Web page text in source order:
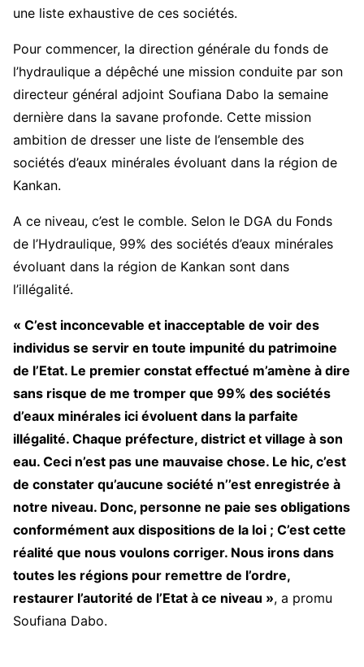
une liste exhaustive de ces sociétés.
Pour commencer, la direction générale du fonds de
l’hydraulique a dépêché une mission conduite par son
directeur général adjoint Soufiana Dabo la semaine
dernière dans la savane profonde. Cette mission
ambition de dresser une liste de l’ensemble des
sociétés d’eaux minérales évoluant dans la région de
Kankan.
A ce niveau, c’est le comble. Selon le DGA du Fonds
de l’Hydraulique, 99% des sociétés d’eaux minérales
évoluant dans la région de Kankan sont dans
l’illégalité.
« C’est inconcevable et inacceptable de voir des
individus se servir en toute impunité du patrimoine
de l’Etat. Le premier constat effectué m’amène à dire
sans risque de me tromper que 99% des sociétés
d’eaux minérales ici évoluent dans la parfaite
illégalité. Chaque préfecture, district et village à son
eau. Ceci n’est pas une mauvaise chose. Le hic, c’est
de constater qu’aucune société n’’est enregistrée à
notre niveau. Donc, personne ne paie ses obligations
conformément aux dispositions de la loi ; C’est cette
réalité que nous voulons corriger. Nous irons dans
toutes les régions pour remettre de l’ordre,
restaurer l’autorité de l’Etat à ce niveau », a promu
Soufiana Dabo.